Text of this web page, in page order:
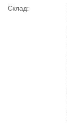
Склад: